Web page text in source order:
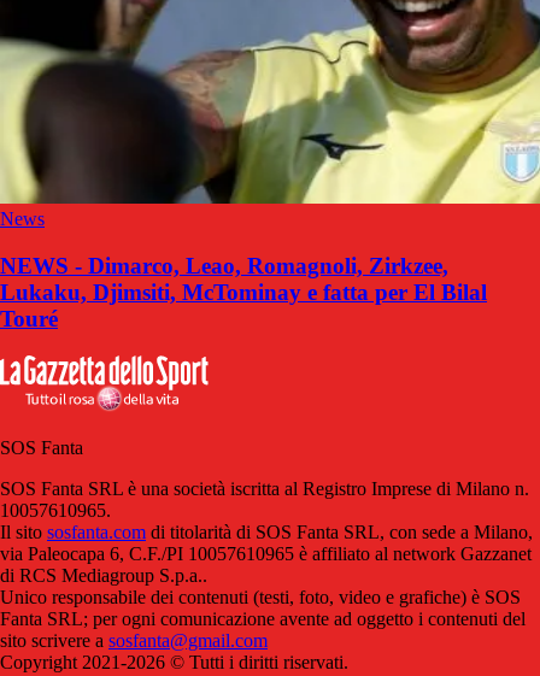
News
NEWS - Dimarco, Leao, Romagnoli, Zirkzee,
Lukaku, Djimsiti, McTominay e fatta per El Bilal
Touré
SOS Fanta
SOS Fanta SRL è una società iscritta al Registro Imprese di Milano n.
10057610965.
Il sito sosfanta.com di titolarità di SOS Fanta SRL, con sede a Milano,
via Paleocapa 6, C.F./PI 10057610965 è affiliato al network Gazzanet
di RCS Mediagroup S.p.a..
Unico responsabile dei contenuti (testi, foto, video e grafiche) è SOS
Fanta SRL; per ogni comunicazione avente ad oggetto i contenuti del
sito scrivere a sosfanta@gmail.com
Copyright 2021-2026 © Tutti i diritti riservati.